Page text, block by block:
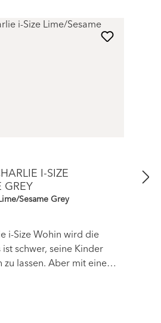
I-SIZE
GREY
Sesame Grey
i-Size Wohin wird die
ist schwer, seine Kinder
zu lassen. Aber mit einem